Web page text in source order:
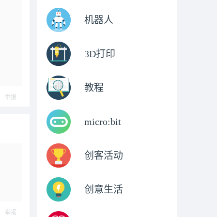
举报
举报
机器人
3D打印
教程
micro:bit
创客活动
创意生活